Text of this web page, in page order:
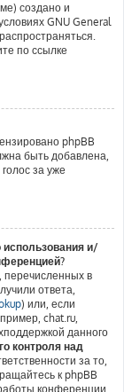
создано и
GNU General
по ссылке
phpBB
быть добавлена,
за уже
использования и/
перечисленных в
ответа,
) или, если
chat.ru,
данного
контроля над
за то,
к phpBB
конференции,